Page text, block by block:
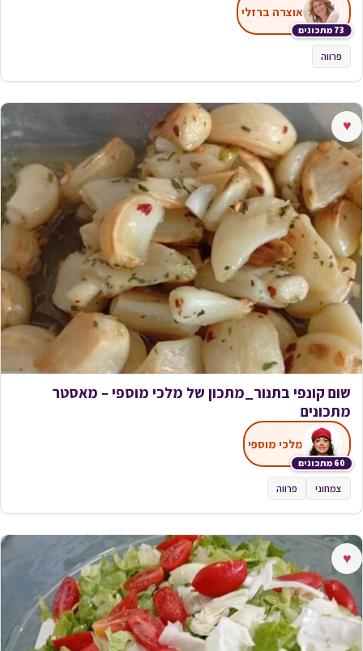
73 מתכונים
אוצרה ברזלי
פרווה
♥
שום קונפי בתנור_מתכון של מלכי מוספי – מאסטר
מתכונים
60 מתכונים
מלכי מוספי
צמחוני פרווה
♥